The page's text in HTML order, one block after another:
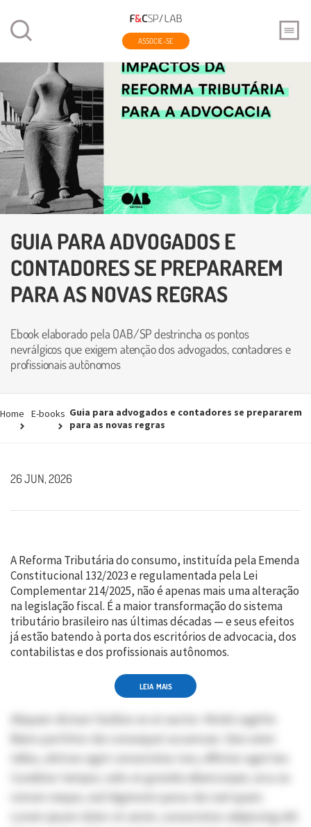
ASSOCIE-SE
GUIA PARA ADVOGADOS E
CONTADORES SE PREPARAREM
PARA AS NOVAS REGRAS
Ebook elaborado pela OAB/SP destrincha os pontos
nevrálgicos que exigem atenção dos advogados, contadores e
profissionais autônomos
Home E-books Guia para advogados e contadores se prepararem
para as novas regras
26 JUN, 2026
A Reforma Tributária do consumo, instituída pela Emenda
Constitucional 132/2023 e regulamentada pela Lei
Complementar 214/2025, não é apenas mais uma alteração
na legislação fiscal. É a maior transformação do sistema
tributário brasileiro nas últimas décadas — e seus efeitos
já estão batendo à porta dos escritórios de advocacia, dos
contabilistas e dos profissionais autônomos.
LEIA MAIS
Aliquam dictum facilisis ex et auctor. Morbi sagittis
libero porttitor dui consequat accumsan. Duis enim
tellus, ultrices eget consectetur non, efficitur eget leo.
Curabitur tempor, odio at gravida ullamcorper, arcu ex
rutrum neque, sed dignissim purus dui sed quam.
Lorem ipsum dolor sit amet, consectetur adipiscing elit.